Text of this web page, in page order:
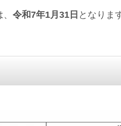
令和7年1月31日 となりま